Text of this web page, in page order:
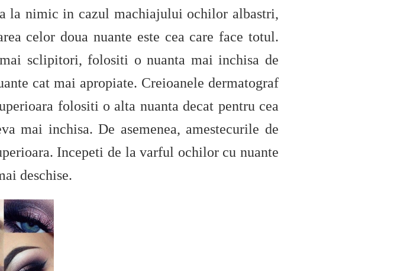
la nimic in cazul machiajului ochilor albastri,
celor doua nuante este cea care face totul.
sclipitori, folositi o nuanta mai inchisa de
cat mai apropiate. Creioanele dermatograf
folositi o alta nuanta decat pentru cea
mai inchisa. De asemenea, amestecurile de
Incepeti de la varful ochilor cu nuante
deschise.